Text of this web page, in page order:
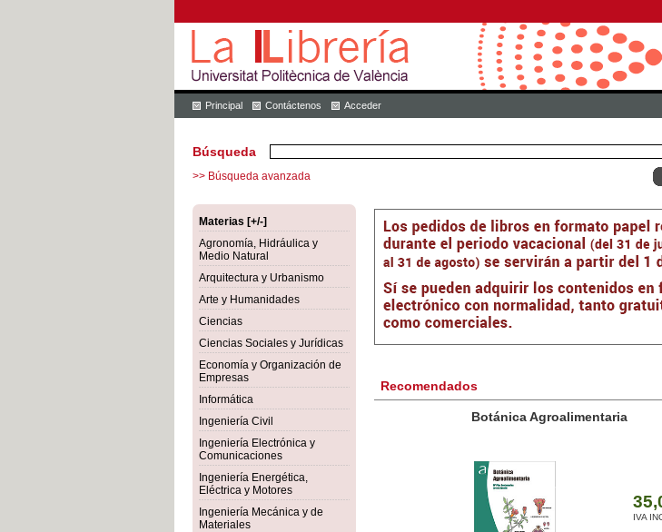
Principal Contáctenos Acceder
Búsqueda
>> Búsqueda avanzada
Materias [+/-]
Agronomía, Hidráulica y
Medio Natural
Arquitectura y Urbanismo
Arte y Humanidades
Ciencias
Ciencias Sociales y Jurídicas
Economía y Organización de
Empresas
Informática
Ingeniería Civil
Ingeniería Electrónica y
Comunicaciones
Ingeniería Energética,
Eléctrica y Motores
Ingeniería Mecánica y de
Materiales
Recomendados
Botánica Agroalimentaria
35,00 €
IVA INCLUIDO